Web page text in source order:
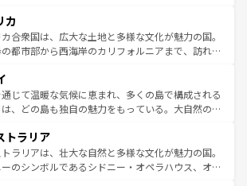
を参照してほしい。
そのまま残る町や、スイスならではのユニークな
あり、アルプス観光だけでなく町歩きも満喫する
きる。国民の所得が高いため物価も高いが、旅行
通費無料で観光を楽しむこともできる。 なお、新
ス情報はコンテンツ一覧 を参照してほしい。
カ
合衆国は、広大な土地と多様な文化が魅力の国。
都市部から西海岸のカリフォルニアまで、訪れる
巨大都市は、観光、ショッピング、エンターテイ
が詰まった刺激的なスポットだ。一方、アメリカ
は大自然が広がり、グランドキャニオンやイエロー
ーオーリンズでは、音楽と美食が融合した独特の
力。旅行者はアメリカの各地域で異なる魅力を楽
ら、その多様性と豊かな歴史を感じることができ
じて温暖な気候に恵まれ、多くの島で構成される
、どの島も独自の魅力をもっている。大自然の神
見逃せない。また、定番の観光地といえばオアフ
静かな自然を求めるならマウイ島やカウアイ島が
。エメラルドグリーンに輝く海をはじめ、豊かな
トラリア
ラリアは、壮大な自然と多様な文化が魅力の国。
のシンボルであるシドニー・オペラハウス、オー